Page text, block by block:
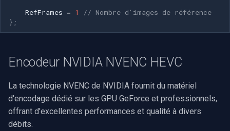
Hanwha Vision
Wisenet
Annke
RefFrames = 1
// Nombre d'images de référence
};
Encodeur NVIDIA NVENC HEVC
La technologie NVENC de NVIDIA fournit du matériel
d'encodage dédié sur les GPU GeForce et professionnels,
offrant d'excellentes performances et qualité à divers
débits.